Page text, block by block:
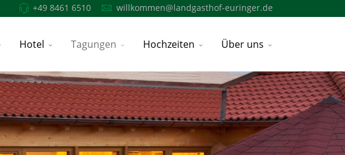
+49 8461 6510 willkommen@landgasthof-euringer.de
Hotel Tagungen Hochzeiten Über uns